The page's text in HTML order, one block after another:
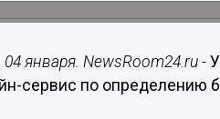
января. NewsRoom24.ru -
сервис по определению